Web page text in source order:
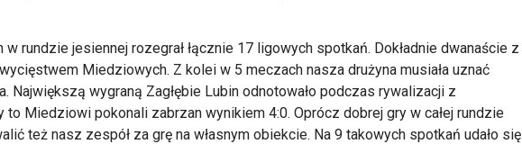
w rundzie jesiennej rozegrał łącznie 17 ligowych spotkań. Dokładnie dwanaście z
Miedziowych. Z kolei w 5 meczach nasza drużyna musiała uznać
Największą wygraną Zagłębie Lubin odnotowało podczas rywalizacji z
to Miedziowi pokonali zabrzan wynikiem 4:0. Oprócz dobrej gry w całej rundzie
też nasz zespół za grę na własnym obiekcie. Na 9 takowych spotkań udało się